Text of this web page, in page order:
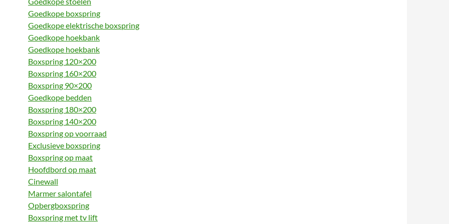
Goedkope boxspring
Goedkope elektrische boxspring
Goedkope hoekbank
Goedkope hoekbank
Boxspring 120×200
Boxspring 160×200
Boxspring 90×200
Goedkope bedden
Boxspring 180×200
Boxspring 140×200
Boxspring op voorraad
Exclusieve boxspring
Boxspring op maat
Hoofdbord op maat
Cinewall
Marmer salontafel
Opbergboxspring
Boxspring met tv lift